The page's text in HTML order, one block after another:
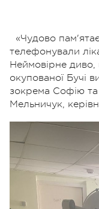
«Чудово
телефонували
Неймовірне
окупованої Бучі
зокрема Софію та
Мельничук,